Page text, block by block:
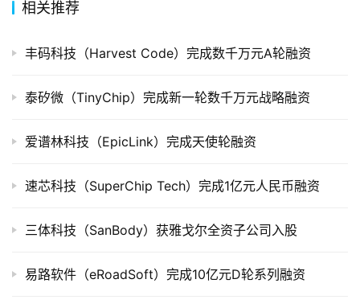
并
重
司
市
创
据
相关推荐
丰码科技（Harvest Code）完成数千万元A轮融资
泰矽微（TinyChip）完成新一轮数千万元战略融资
爱谱林科技（EpicLink）完成天使轮融资
速芯科技（SuperChip Tech）完成1亿元人民币融资
三体科技（SanBody）获雅戈尔全资子公司入股
易路软件（eRoadSoft）完成10亿元D轮系列融资